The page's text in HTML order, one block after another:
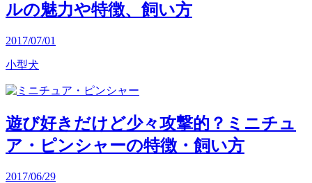
ルの魅力や特徴、飼い方
2017/07/01
小型犬
遊び好きだけど少々攻撃的？ミニチュ
ア・ピンシャーの特徴・飼い方
2017/06/29